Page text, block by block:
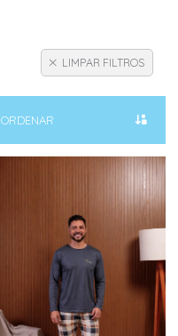
LIMPAR FILTROS
ORDENAR